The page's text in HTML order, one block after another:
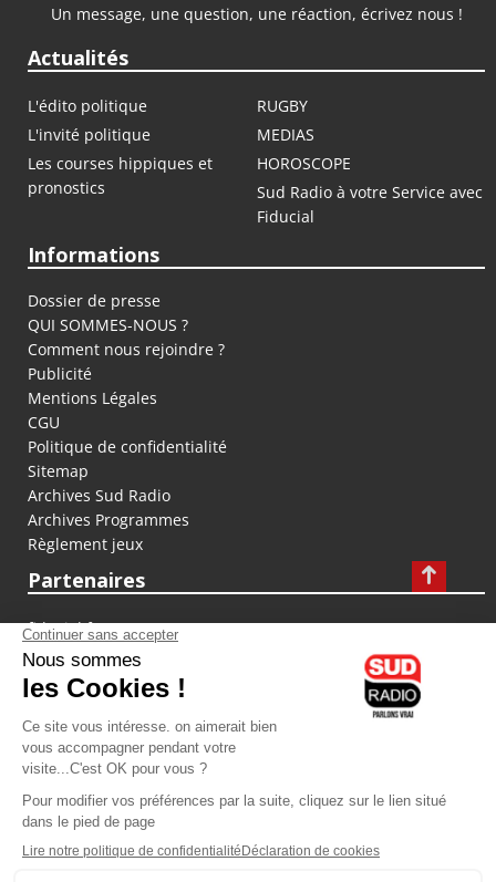
Un message, une question, une réaction, écrivez nous !
Actualités
L'édito politique
RUGBY
L'invité politique
MEDIAS
Les courses hippiques et
pronostics
HOROSCOPE
Sud Radio à votre Service avec
Fiducial
Informations
Dossier de presse
QUI SOMMES-NOUS ?
Comment nous rejoindre ?
Publicité
Mentions Légales
CGU
Politique de confidentialité
Sitemap
Archives Sud Radio
Archives Programmes
Règlement jeux
Partenaires
fiducial.fr
lyoncapitale.fr
olympique-et-lyonnais.com
L'application Iphone / Android
Téléchargez l'application
Les cookies